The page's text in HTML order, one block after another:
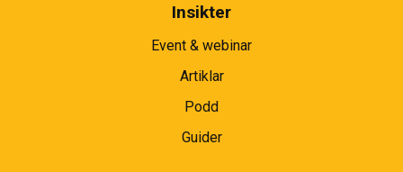
Insikter
Event & webinar
Artiklar
Podd
Guider